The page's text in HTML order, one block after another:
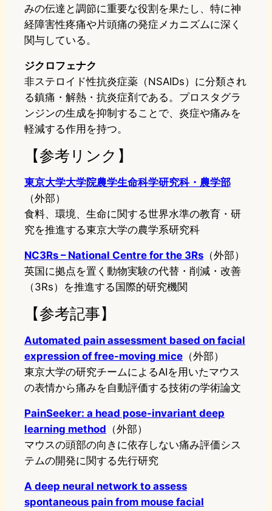
みの伝達と調節に重要な役割を果たし、特に神
経障害性疼痛や片頭痛の発症メカニズムに深く
関与している。
ジクロフェナク
非ステロイド性抗炎症薬（NSAIDs）に分類され
る鎮痛・解熱・抗炎症剤である。プロスタグラ
ンジンの生成を抑制することで、炎症や痛みを
軽減する作用を持つ。
【参考リンク】
東京大学大学院農学生命科学研究科・農学部
（外部）
食料、環境、生命に関する世界水準の教育・研
究を推進する東京大学の農学系研究科
NC3Rs – National Centre for the 3Rs （外部）
英国に拠点を置く動物実験の代替・削減・改善
（3Rs）を推進する国際的研究機関
【参考記事】
Automated pain assessment based on facial
expression of free-moving mice （外部）
東京大学の研究チームによるAIを用いたマウス
の表情から痛みを自動評価する技術の学術論文
PainSeeker: a head pose-invariant deep
learning method （外部）
マウスの頭部の向きに依存しない痛み評価シス
テムの開発に関する先行研究
A deep neural network to assess
spontaneous pain from mouse facial